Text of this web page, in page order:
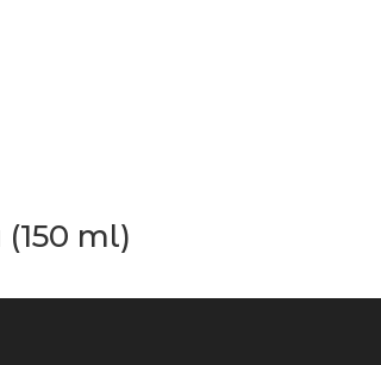
ml)